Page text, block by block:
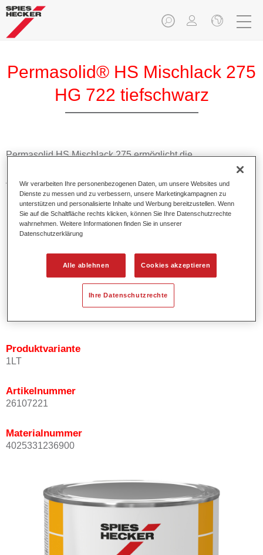
Permasolid® HS Mischlack 275
HG 722 tiefschwarz
Permasolid HS Mischlack 275 ermöglicht die
Farbtonausmischung vom hochwertigen Permasolid HS
Autolack 275 mit allen Uni-Farbtönen für die Pkw-
Lackierung.
Produktmerkmale
Erlaubt eine einfache und schnelle Verarbeitung in 1,5
Ermöglicht schnelle Trocknungszeiten.
Bietet ein hohes Deckvermögen.
Besitzt einen exzellenten Decklackstand.
Entspricht den VOC Anforderungen.
Produktvariante
1LT
Artikelnummer
26107221
Materialnummer
4025331236900
Wir verarbeiten Ihre personenbezogenen Daten, um unsere Websites und
Dienste zu messen und zu verbessern, unsere Marketingkampagnen zu
unterstützen und personalisierte Inhalte und Werbung bereitzustellen. Wenn
Sie auf die Schaltfläche rechts klicken, können Sie Ihre Datenschutzrechte
wahrnehmen. Weitere Informationen finden Sie in unserer
Datenschutzerklärung
Alle ablehnen Cookies akzeptieren
Ihre Datenschutzrechte